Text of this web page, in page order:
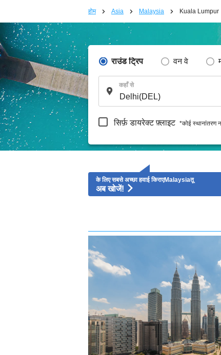
होम Asia Malaysia Kuala Lumpur
राउंड ट्रिप वन वे
कहाँ से
सिर्फ़ डायरेक्ट फ़्लाइट *कोई स्थानांतरण
के लिए सबसे अच्छा हवाई किराएMalaysiaतू
अब खोजें!